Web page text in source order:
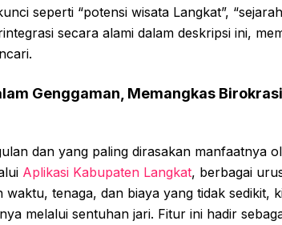
seperti “potensi wisata Langkat”,
secara alami dalam deskripsi ini,
Genggaman, Memangkas
dan yang paling dirasakan manfaatnya
Aplikasi Kabupaten Langkat, berbagai
tenaga, dan biaya yang tidak sedikit,
melalui sentuhan jari. Fitur ini hadir